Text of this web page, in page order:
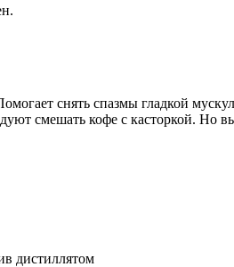
снять спазмы гладкой
смешать кофе с касторкой. Но
дистиллятом